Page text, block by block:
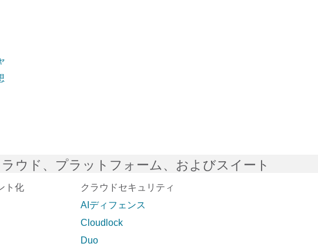
ウド、プラットフォーム、およびスイート
ト化
クラウドセキュリティ
AIディフェンス
Cloudlock
Duo